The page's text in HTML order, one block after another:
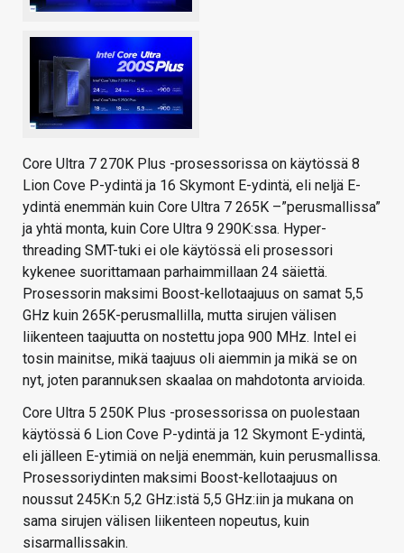
Core Ultra 7 270K Plus -prosessorissa on käytössä 8
Lion Cove P-ydintä ja 16 Skymont E-ydintä, eli neljä E-
ydintä enemmän kuin Core Ultra 7 265K –”perusmallissa”
ja yhtä monta, kuin Core Ultra 9 290K:ssa. Hyper-
threading SMT-tuki ei ole käytössä eli prosessori
kykenee suorittamaan parhaimmillaan 24 säiettä.
Prosessorin maksimi Boost-kellotaajuus on samat 5,5
GHz kuin 265K-perusmallilla, mutta sirujen välisen
liikenteen taajuutta on nostettu jopa 900 MHz. Intel ei
tosin mainitse, mikä taajuus oli aiemmin ja mikä se on
nyt, joten parannuksen skaalaa on mahdotonta arvioida.
Core Ultra 5 250K Plus -prosessorissa on puolestaan
käytössä 6 Lion Cove P-ydintä ja 12 Skymont E-ydintä,
eli jälleen E-ytimiä on neljä enemmän, kuin perusmallissa.
Prosessoriydinten maksimi Boost-kellotaajuus on
noussut 245K:n 5,2 GHz:istä 5,5 GHz:iin ja mukana on
sama sirujen välisen liikenteen nopeutus, kuin
sisarmallissakin.